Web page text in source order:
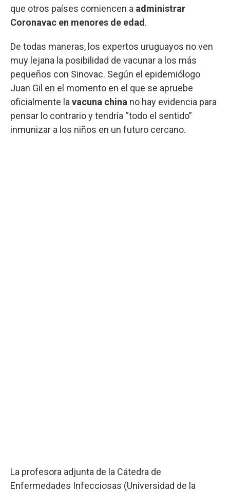
que otros países comiencen a administrar
Coronavac en menores de edad .
De todas maneras, los expertos uruguayos no ven
muy lejana la posibilidad de vacunar a los más
pequeños con Sinovac. Según el epidemiólogo
Juan Gil en el momento en el que se apruebe
oficialmente la vacuna china no hay evidencia para
pensar lo contrario y tendría “todo el sentido”
inmunizar a los niños en un futuro cercano.
La profesora adjunta de la Cátedra de
Enfermedades Infecciosas (Universidad de la